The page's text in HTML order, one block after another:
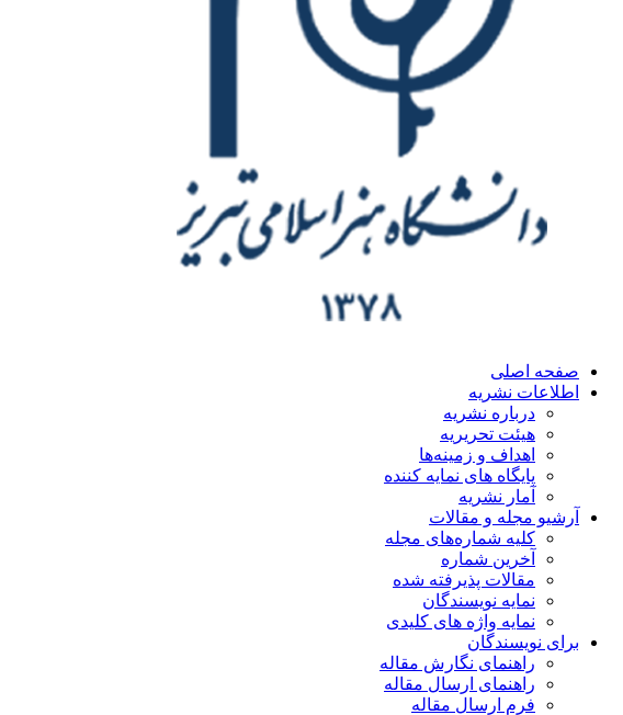
صفحه اصلی
اطلاعات نشریه
درباره نشریه
هیئت تحریریه
اهداف و زمینه‌ها
پایگاه های نمایه کننده
آمار نشریه
آرشیو مجله و مقالات
کلیه شماره‌های مجله
آخرین شماره
مقالات پذیرفته شده
نمایه نویسندگان
نمایه واژه های کلیدی
برای نویسندگان
راهنمای نگارش مقاله
راهنمای ارسال مقاله
فرم ارسال مقاله